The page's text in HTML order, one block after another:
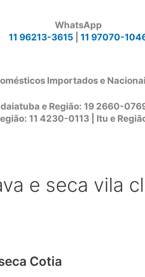
WhatsApp
11 96213-3615
11 97070-
Importados e
e Região: 19 2660-
11 4230-0113 | Itu e
e seca vila
Cotia